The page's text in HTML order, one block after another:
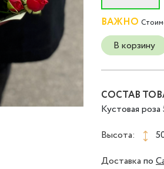
ВАЖНО
В корзину
СОСТАВ
Кустовая
Высота:
Доставка по